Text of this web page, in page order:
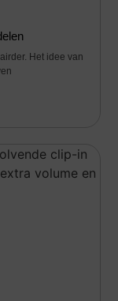
Het idee van